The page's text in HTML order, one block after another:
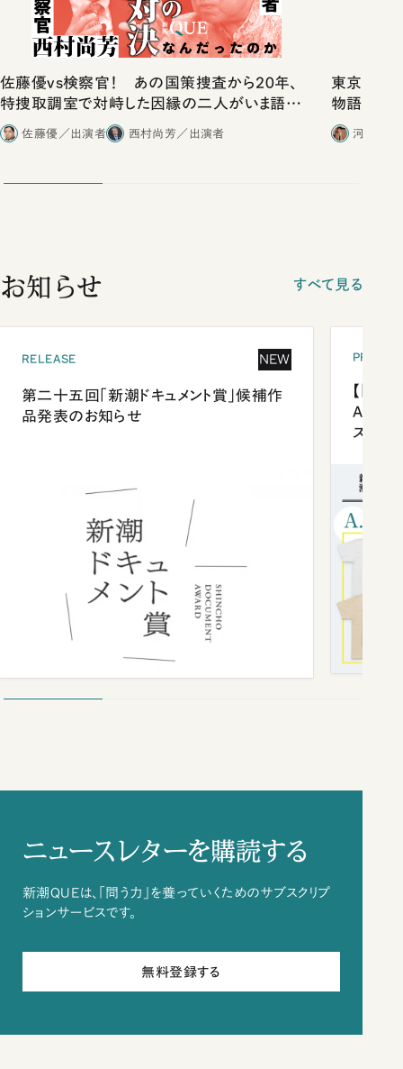
佐藤優vs検察官！ あの国策捜査から20年、
特捜取調室で対峙した因縁の二人がいま語り
合ったこと
佐藤優／出演者 西村尚芳／出演者
東京は都
物語」に
河野有
お知らせ すべて見る
RELEASE NEW
第二十五回「新潮ドキュメント賞」候補作
品発表のお知らせ
【「新
ズプレ
ニュースレターを購読する
新潮QUEは、「問う力」を養っていくためのサブスクリプ
ションサービスです。
無料登録する